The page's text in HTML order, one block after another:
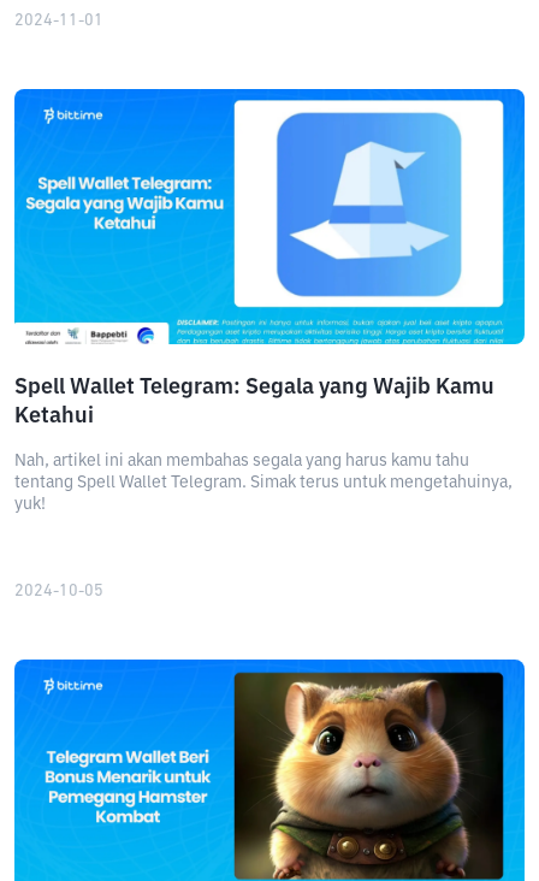
2024-11-01
Spell Wallet Telegram: Segala yang Wajib Kamu
Ketahui
Nah, artikel ini akan membahas segala yang harus kamu tahu
tentang Spell Wallet Telegram. Simak terus untuk mengetahuinya,
yuk!
2024-10-05